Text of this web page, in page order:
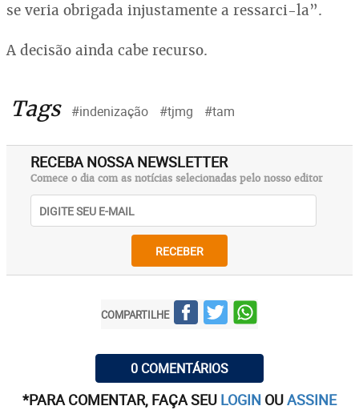
se veria obrigada injustamente a ressarci-la”.
A decisão ainda cabe recurso.
Tags #indenização #tjmg #tam
RECEBA NOSSA NEWSLETTER
Comece o dia com as notícias selecionadas pelo nosso editor
RECEBER
COMPARTILHE
0 COMENTÁRIOS
*PARA COMENTAR, FAÇA SEU LOGIN OUASSINE